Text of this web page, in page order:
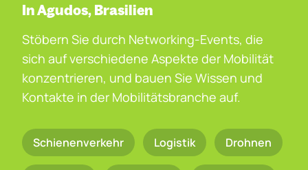
In Agudos, Brasilien
Stöbern Sie durch Networking-Events, die
sich auf verschiedene Aspekte der Mobilität
konzentrieren, und bauen Sie Wissen und
Kontakte in der Mobilitätsbranche auf.
Schienenverkehr Logistik Drohnen